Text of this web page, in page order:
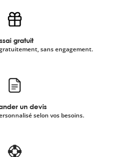
gratuit
sans engagement.
un devis
selon vos besoins.